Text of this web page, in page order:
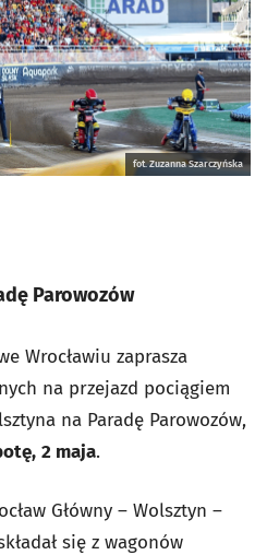
fot. Zuzanna Szarczyńska
Parowozów
Wrocławiu zaprasza
na przejazd pociągiem
na Paradę Parowozów,
2 maja.
Główny – Wolsztyn –
się z wagonów